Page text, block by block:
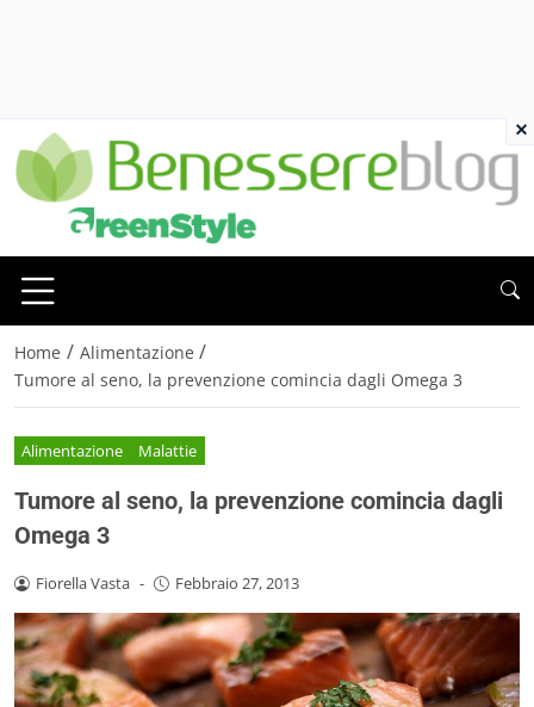
Home / Alimentazione /
Tumore al seno, la prevenzione comincia dagli Omega 3
Alimentazione Malattie
Tumore al seno, la prevenzione comincia dagli
Omega 3
Fiorella Vasta - Febbraio 27, 2013
×